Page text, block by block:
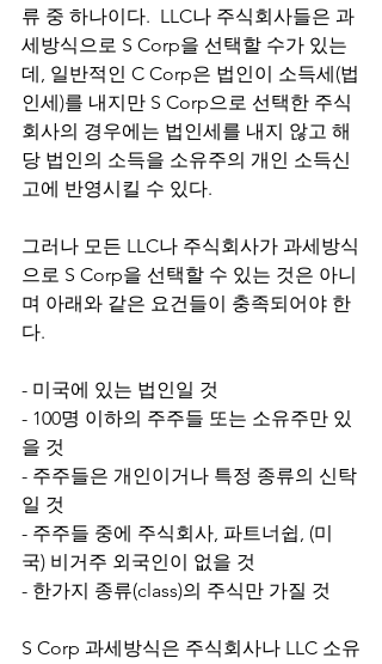
류 중 하나이다.  LLC나 주식회사들은 과
세방식으로 S Corp을 선택할 수가 있는
데, 일반적인 C Corp은 법인이 소득세(법
인세)를 내지만 S Corp으로 선택한 주식
회사의 경우에는 법인세를 내지 않고 해
당 법인의 소득을 소유주의 개인 소득신
고에 반영시킬 수 있다.
그러나 모든 LLC나 주식회사가 과세방식
으로 S Corp을 선택할 수 있는 것은 아니
며 아래와 같은 요건들이 충족되어야 한
다.
- 미국에 있는 법인일 것
- 100명 이하의 주주들 또는 소유주만 있
을 것
- 주주들은 개인이거나 특정 종류의 신탁
일 것
- 주주들 중에 주식회사, 파트너쉽, (미
국) 비거주 외국인이 없을 것
- 한가지 종류(class)의 주식만 가질 것
S Corp 과세방식은 주식회사나 LLC 소유